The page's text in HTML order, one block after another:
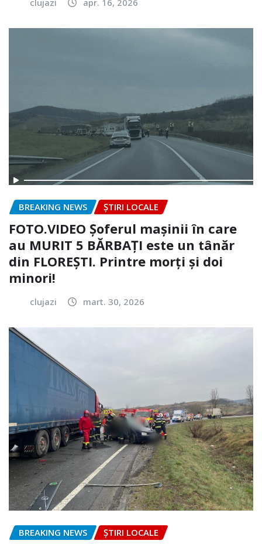
clujazi apr. 16, 2026
BREAKING NEWS ȘTIRI LOCALE
FOTO.VIDEO Șoferul mașinii în care
au MURIT 5 BĂRBAȚI este un tânăr
din FLOREȘTI. Printre morți și doi
minori!
clujazi mart. 30, 2026
BREAKING NEWS ȘTIRI LOCALE